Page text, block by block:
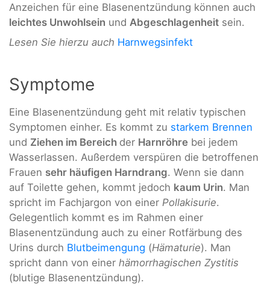
Anzeichen für eine Blasenentzündung können auch
leichtes Unwohlsein und Abgeschlagenheit sein.
Lesen Sie hierzu auch Harnwegsinfekt
Symptome
Eine Blasenentzündung geht mit relativ typischen
Symptomen einher. Es kommt zu starkem Brennen
und Ziehen im Bereich der Harnröhre bei jedem
Wasserlassen. Außerdem verspüren die betroffenen
Frauen sehr häufigen Harndrang. Wenn sie dann
auf Toilette gehen, kommt jedoch kaum Urin. Man
spricht im Fachjargon von einer Pollakisurie.
Gelegentlich kommt es im Rahmen einer
Blasenentzündung auch zu einer Rotfärbung des
Urins durch Blutbeimengung (Hämaturie). Man
spricht dann von einer hämorrhagischen Zystitis
(blutige Blasenentzündung).